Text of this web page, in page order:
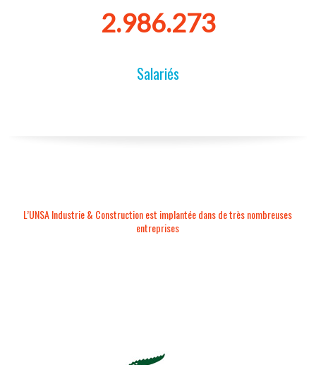
3.179.384
Salariés
L’UNSA Industrie & Construction est implantée dans de très nombreuses
entreprises